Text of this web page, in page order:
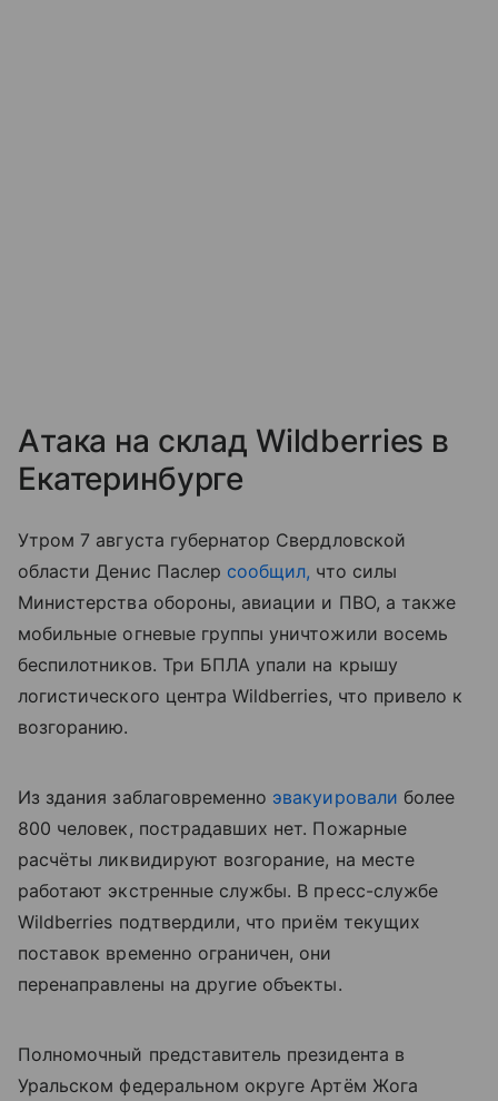
Атака на склад Wildberries в
Екатеринбурге
Утром 7 августа губернатор Свердловской
области Денис Паслер сообщил, что силы
Министерства обороны, авиации и ПВО, а также
мобильные огневые группы уничтожили восемь
беспилотников. Три БПЛА упали на крышу
логистического центра Wildberries, что привело к
возгоранию.
Из здания заблаговременно эвакуировали более
800 человек, пострадавших нет. Пожарные
расчёты ликвидируют возгорание, на месте
работают экстренные службы. В пресс-службе
Wildberries подтвердили, что приём текущих
поставок временно ограничен, они
перенаправлены на другие объекты.
Полномочный представитель президента в
Уральском федеральном округе Артём Жога